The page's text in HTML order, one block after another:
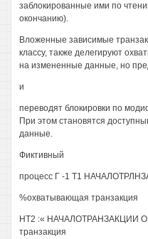
заблокированные ими по
окончанию).
Вложенные зависимые
классу, также делегируют
на измененные данные, но
и
переводят блокировки по
При этом становятся
данные.
Фиктивный
процесс Г -1 Т1
%охватывающая транзакция
НТ2 :« НАЧАЛОТРАНЗАКЦИИ О
транзакция